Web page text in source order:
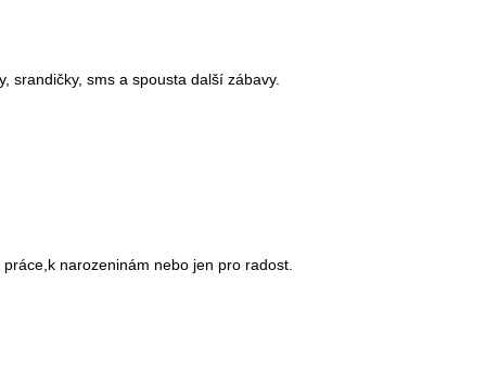
srandičky, sms a spousta další zábavy.
narozeninám nebo jen pro radost.